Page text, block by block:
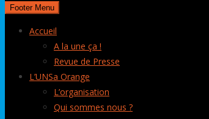
Footer Menu
Accueil
A la une ça !
Revue de Presse
L’UNSa Orange
L’organisation
Qui sommes nous ?